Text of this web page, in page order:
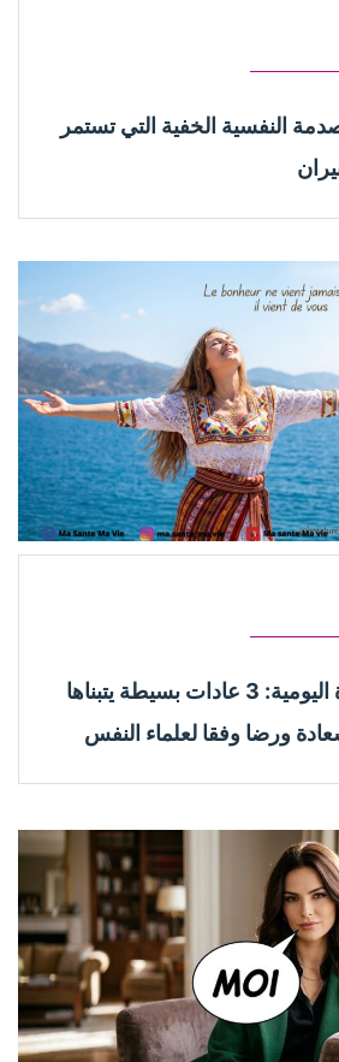
النفسية الخفية التي تستمر
السعادة في الحياة اليومية: 3 عادات بسيطة يتبناها
ورضا وفقا لعلماء النفس